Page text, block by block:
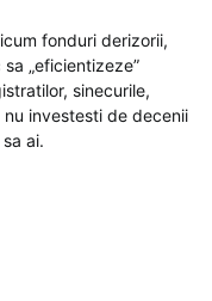
fonduri derizorii,
„eficientizeze”
sinecurile,
investesti de decenii
ai.